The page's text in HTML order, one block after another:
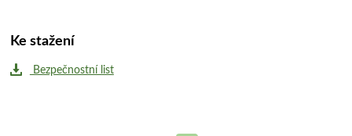
Ke stažení
Bezpečnostní list